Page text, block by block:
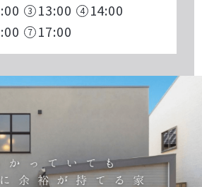
13:00
14:00
17:00